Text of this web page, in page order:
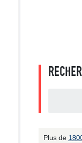
Plus de